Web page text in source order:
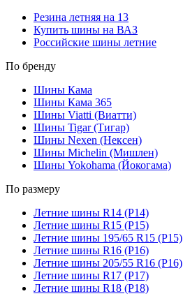
Резина летняя на 13
Купить шины на ВАЗ
Российские шины летние
По бренду
Шины Кама
Шины Кама 365
Шины Viatti (Виатти)
Шины Tigar (Тигар)
Шины Nexen (Нексен)
Шины Michelin (Мишлен)
Шины Yokohama (Йокогама)
По размеру
Летние шины R14 (Р14)
Летние шины R15 (Р15)
Летние шины 195/65 R15 (Р15)
Летние шины R16 (Р16)
Летние шины 205/55 R16 (Р16)
Летние шины R17 (Р17)
Летние шины R18 (Р18)